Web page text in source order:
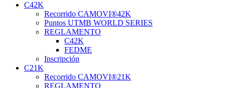
C42K
Recorrido CAMOVI®42K
Puntos UTMB WORLD SERIES
REGLAMENTO
C42K
FEDME
Inscripción
C21K
Recorrido CAMOVI®21K
REGLAMENTO